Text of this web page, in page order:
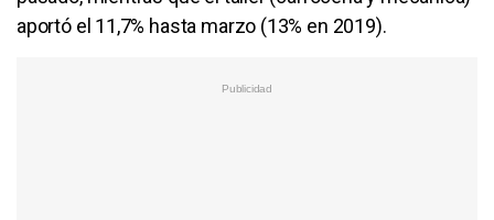
aportó el 11,7% hasta marzo (13% en 2019).